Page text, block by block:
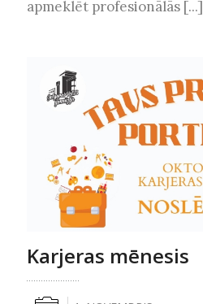
apmeklēt profesionālās [...]
Karjeras mēnesis